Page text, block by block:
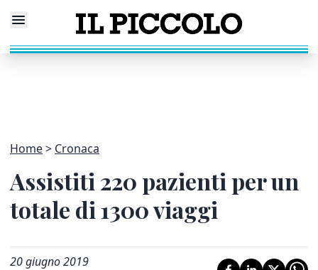
Home Cronaca
Assistiti 220 pazienti per un
totale di 1300 viaggi
20 giugno 2019